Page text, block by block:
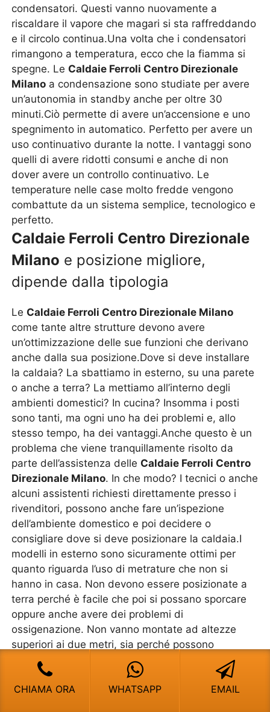
condensatori. Questi vanno nuovamente a
riscaldare il vapore che magari si sta raffreddando
e il circolo continua.Una volta che i condensatori
rimangono a temperatura, ecco che la fiamma si
spegne. Le Caldaie Ferroli Centro Direzionale
Milano a condensazione sono studiate per avere
un’autonomia in standby anche per oltre 30
minuti.Ciò permette di avere un’accensione e uno
spegnimento in automatico. Perfetto per avere un
uso continuativo durante la notte. I vantaggi sono
quelli di avere ridotti consumi e anche di non
dover avere un controllo continuativo. Le
temperature nelle case molto fredde vengono
combattute da un sistema semplice, tecnologico e
perfetto.
Caldaie Ferroli Centro Direzionale
Milano e posizione migliore,
dipende dalla tipologia
Le Caldaie Ferroli Centro Direzionale Milano
come tante altre strutture devono avere
un’ottimizzazione delle sue funzioni che derivano
anche dalla sua posizione.Dove si deve installare
la caldaia? La sbattiamo in esterno, su una parete
o anche a terra? La mettiamo all’interno degli
ambienti domestici? In cucina? Insomma i posti
sono tanti, ma ogni uno ha dei problemi e, allo
stesso tempo, ha dei vantaggi.Anche questo è un
problema che viene tranquillamente risolto da
parte dell’assistenza delle Caldaie Ferroli Centro
Direzionale Milano. In che modo? I tecnici o anche
alcuni assistenti richiesti direttamente presso i
rivenditori, possono anche fare un’ispezione
dell’ambiente domestico e poi decidere o
consigliare dove si deve posizionare la caldaia.I
modelli in esterno sono sicuramente ottimi per
quanto riguarda l’uso di metrature che non si
hanno in casa. Non devono essere posizionate a
terra perché è facile che poi si possano sporcare
oppure anche avere dei problemi di
ossigenazione. Non vanno montate ad altezze
superiori ai due metri, sia perché possono
diventare pericolose in caso di un cedimento delle
staffe, ma anche perché il vento potrebbe essere
molto forte, tanto da spegnere la fiamma.
CHIAMA ORA WHATSAPP EMAIL